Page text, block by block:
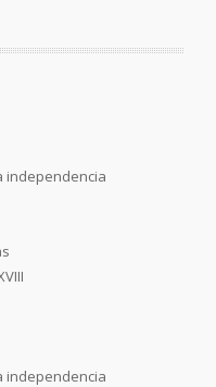
independencia
independencia